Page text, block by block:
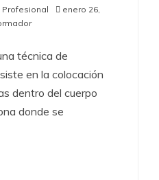
Profesional
enero 26,
técnica de
en la colocación
dentro del cuerpo
donde se